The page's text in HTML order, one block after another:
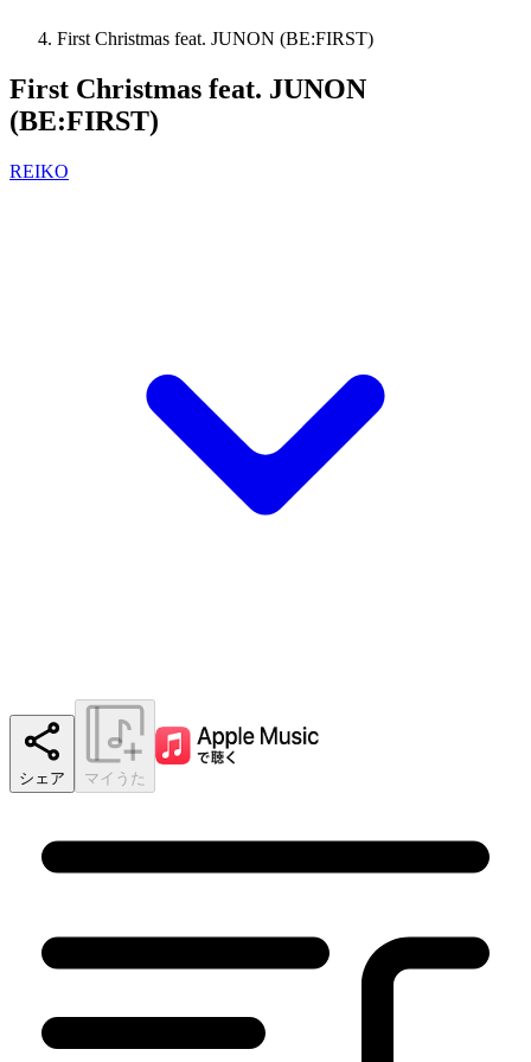
First Christmas feat. JUNON (BE:FIRST)
First Christmas feat. JUNON
(BE:FIRST)
REIKO
シェア マイうた